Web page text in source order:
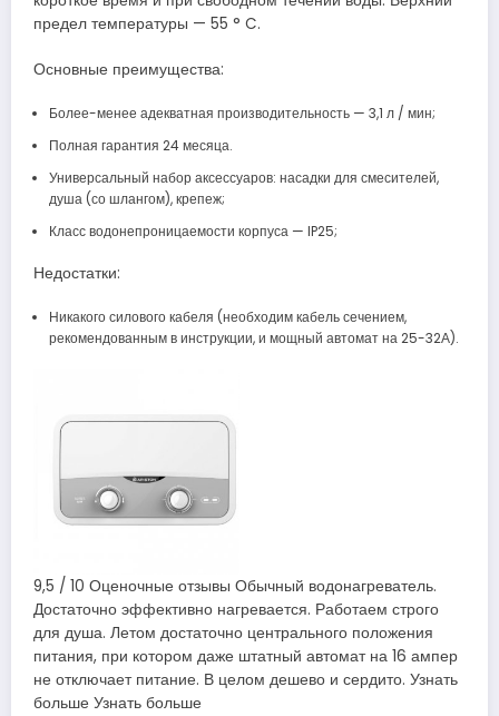
предел температуры — 55 ° C.
Основные преимущества:
Более-менее адекватная производительность — 3,1 л / мин;
Полная гарантия 24 месяца.
Универсальный набор аксессуаров: насадки для смесителей,
душа (со шлангом), крепеж;
Класс водонепроницаемости корпуса — IP25;
Недостатки:
Никакого силового кабеля (необходим кабель сечением,
рекомендованным в инструкции, и мощный автомат на 25-32А).
9,5 / 10 Оценочные отзывы Обычный водонагреватель.
Достаточно эффективно нагревается. Работаем строго
для душа. Летом достаточно центрального положения
питания, при котором даже штатный автомат на 16 ампер
не отключает питание. В целом дешево и сердито. Узнать
больше Узнать больше